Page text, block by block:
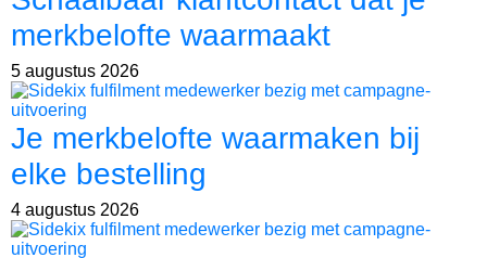
merkbelofte waarmaakt
5 augustus 2026
Je merkbelofte waarmaken bij
elke bestelling
4 augustus 2026